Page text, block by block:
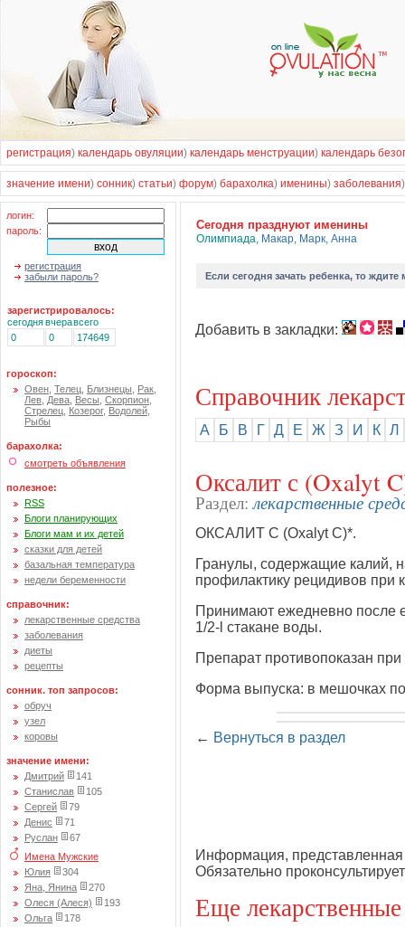
регистрация) календарь овуляции) календарь менструации) календарь
значение имени) сонник) статьи) форум) барахолка) именины) заболевания
логин:
пароль:
регистрация
забыли пароль?
зарегистрировалось:
сегоднявчеравсего
0
0 174649
гороскоп:
Овен Телец Близнецы Рак
Лев Дева Весы Скорпион
Стрелец Козерог, Водолей
Рыбы
барахолка:
смотреть объявления
полезное:
RSS
Блоги планирующих
Блоги мам и их детей
сказки для детей
базальная температура
недели беременности
справочник:
лекарственные средства
заболевания
диеты
рецепты
сонник. топ запросов:
обруч
узел
коровы
значение имени:
Дмитрий
141
Станислав
105
Сергей
79
Денис
71
Руслан
67
Имена Мужские
Юлия
304
Яна, Янина
270
Олеся (Алеся)
193
Ольга
178
Cегодня празднуют именины
Олимпиада, Макар, Марк, Анна
Если сегодня зачать ребенка, то
Добавить в закладки:
Справочник
А Б В Г Д Е Ж З И К Л
Оксалит с (Oxalyt
Раздел:лекарственные
ОКСАЛИТ С (Охаlyt С)*.
Гранулы, содержащие калий,
профилактику рецидивов при
Принимают ежедневно после
1/2-l стакане воды.
Препарат противопоказан
Форма выпуска: в мешочках по
← Вернуться в раздел
Информация, представленная
Обязательно
Еще лекарственные